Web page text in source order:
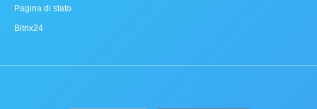
Pagina di stato
Bitrix24